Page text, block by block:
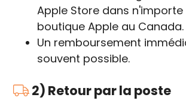
Apple Store dans n'importe
boutique Apple au Canada.
Un remboursement
souvent possible.
2) Retour par la poste